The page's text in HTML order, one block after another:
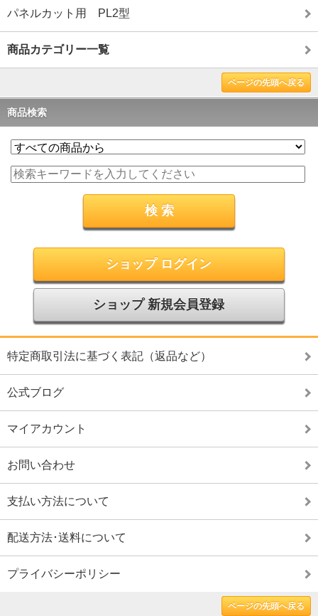
パネルカット用 PL2型
商品カテゴリー一覧
ページの先頭へ戻る
商品検索
ショップ ログイン
ショップ 新規会員登録
特定商取引法に基づく表記（返品など）
公式ブログ
マイアカウント
お問い合わせ
支払い方法について
配送方法･送料について
プライバシーポリシー
ページの先頭へ戻る